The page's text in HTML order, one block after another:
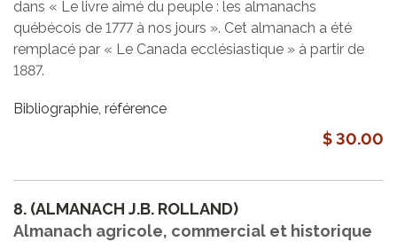
dans « Le livre aimé du peuple : les almanachs
québécois de 1777 à nos jours ». Cet almanach a été
remplacé par « Le Canada ecclésiastique » à partir de
1887.
Bibliographie, référence
$ 30.00
8. (ALMANACH J.B. ROLLAND)
Almanach agricole, commercial et historique